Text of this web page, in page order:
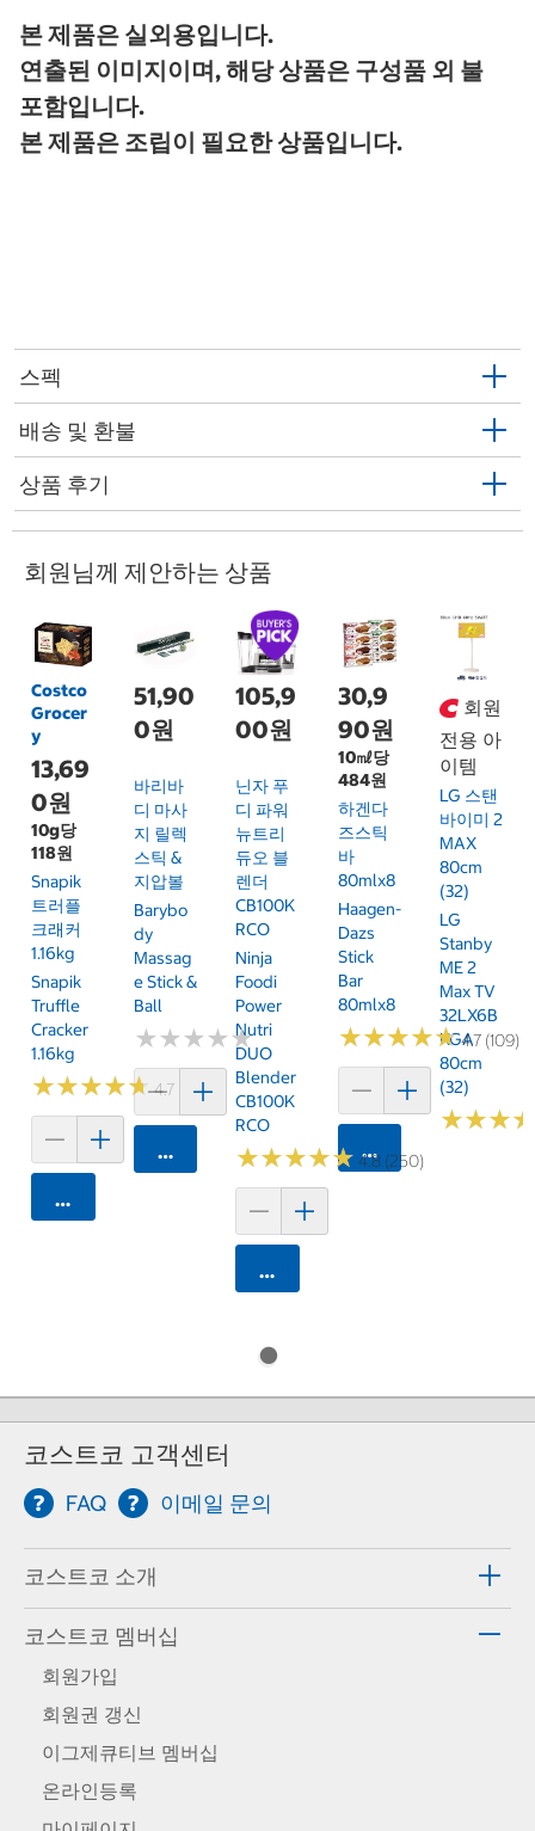
본 제품은 실외용입니다.
연출된 이미지이며, 해당 상품은 구성품 외 불
포함입니다.
본 제품은 조립이 필요한 상품입니다.
스펙
배송 및 환불
상품 후기
회원님께 제안하는 상품
Costco
Grocer
y
13,69
0원
10g당
118원
Snapik
트러플
크래커
1.16kg
Snapik
Truffle
Cracker
1.16kg
★★★★★
★★★★★4.7 (159)
카트에 담기
51,90
0원
바리바
디 마사
지 릴렉
스틱 &
지압볼
Barybo
Dy
Massag
E Stick &
Ball
★★★★★
★★★★★
카트에 담기
105,9
00원
닌자 푸
디 파워
뉴트리
듀오 블
렌더
CB100K
RCO
Ninja
Foodi
Power
Nutri
DUO
Blender
CB100K
RCO
★★★★★
★★★★★ 4.8 (250)
카트에 담기
30,9
90원
10㎖당
484원
하겐다
즈스틱
바
80mlx8
Haagen-
Dazs
Stick
Bar
80mlx8
★★★★★
★★★★★4.7 (109)
카트에 담기
회원
전용 아
이템
LG 스탠
바이미 2
MAX
80cm
(32)
LG
Stanby
ME 2
Max TV
32LX6B
KGA
80cm
(32)
★★★
★★★
코스트코 고객센터
FAQ 이메일 문의
코스트코 소개
코스트코 멤버십
회원가입
회원권 갱신
이그제큐티브 멤버십
온라인등록